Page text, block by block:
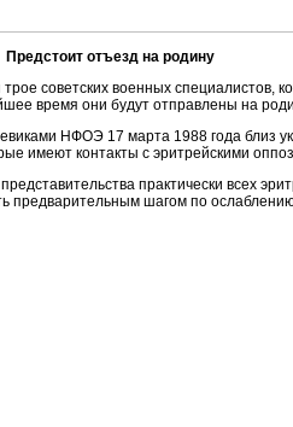
Предстоит отъезд на родину
советских военных специалистов,
время они будут отправлены на
НФОЭ 17 марта 1988 года близ
имеют контакты с эритрейскими
практически всех
предварительным шагом по